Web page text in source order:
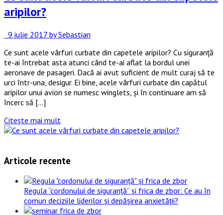
aripilor?
9 iulie 2017 by Sebastian
Ce sunt acele vârfuri curbate din capetele aripilor? Cu siguranță
te-ai întrebat asta atunci când te-ai aflat la bordul unei
aeronave de pasageri. Dacă ai avut suficient de mult curaj să te
urci într-una, desigur. Ei bine, acele vârfuri curbate din capătul
aripilor unui avion se numesc winglets, și în continuare am să
încerc să […]
Citește mai mult
Articole recente
Regula “cordonului de siguranță” și frica de zbor: Ce au în
comun deciziile liderilor și depășirea anxietății?